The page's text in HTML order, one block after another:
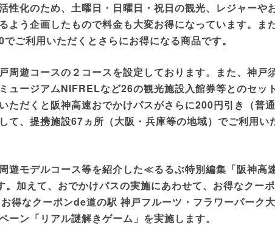
性化のため、土曜日・日曜日・祝日の観光、レジャーや
よう企画したもので料金も大変お得になっています。ま
ご利用いただくとさらにお得になる商品です。
周遊コースの２コースを設定しております。また、神戸
ュージアムNIFRELなど26の観光施設入館券等とのセッ
ただくと阪神高速おでかけパスがさらに200円引き（普
て、提携施設67ヵ所（大阪・兵庫等の地域）でご利用い
遊モデルコース等を紹介した≪るるぶ特別編集「阪神高
加えて、おでかけパスの実施にあわせて、お得なクー
得なクーポンde道の駅 神戸フルーツ・フラワーパーク
ン「リアル謎解きゲーム」を実施します。